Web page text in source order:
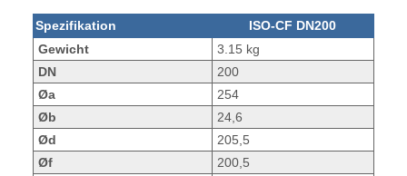
Spezifikation
ISO-CF DN200
Gewicht
3.15 kg
DN
200
Øa
254
Øb
24,6
Ød
205,5
Øf
200,5